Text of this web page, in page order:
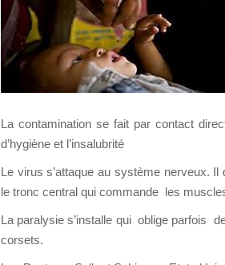
La contamination se fait par contact
d’hygiène et l’insalubrité
Le virus s’attaque au système nerveux.
le tronc central qui commande les
La paralysie s’installe qui oblige parfois
corsets.